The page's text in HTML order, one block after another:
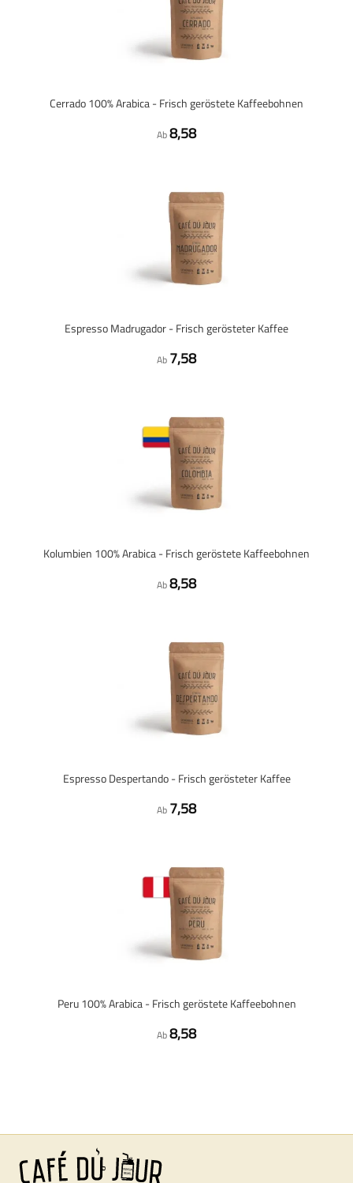
Cerrado 100% Arabica - Frisch geröstete Kaffeebohnen
Ab8,58
Espresso Madrugador - Frisch gerösteter Kaffee
Ab 7,58
Kolumbien 100% Arabica - Frisch geröstete Kaffeebohnen
Ab8,58
Espresso Despertando - Frisch gerösteter Kaffee
Ab 7,58
Peru 100% Arabica - Frisch geröstete Kaffeebohnen
Ab8,58